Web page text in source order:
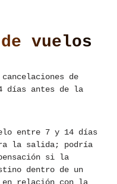
vuelos
de
días antes de la
entre 7 y 14 días
la salida; podría
si la
dentro de un